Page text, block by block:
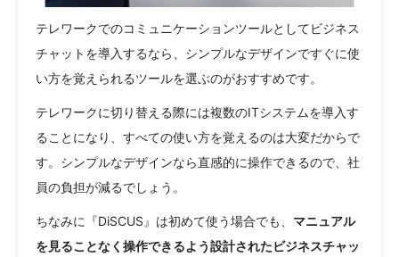
テレワークでのコミュニケーションツールとしてビジネス
チャットを導入するなら、シンプルなデザインですぐに使
い方を覚えられるツールを選ぶのがおすすめです。
テレワークに切り替える際には複数のITシステムを導入す
ることになり、すべての使い方を覚えるのは大変だからで
す。シンプルなデザインなら直感的に操作できるので、社
員の負担が減るでしょう。
ちなみに『DiSCUS』は初めて使う場合でも、 マニュアル
を見ることなく操作できるよう設計されたビジネスチャッ